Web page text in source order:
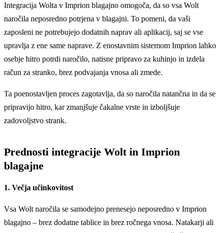
Integracija Wolta v Imprion blagajno omogoča, da so vsa Wolt
naročila neposredno potrjena v blagajni. To pomeni, da vaši
zaposleni ne potrebujejo dodatnih naprav ali aplikacij, saj se vse
upravlja z ene same naprave. Z enostavnim sistemom Imprion lahko
osebje hitro potrdi naročilo, natisne pripravo za kuhinjo in izdela
račun za stranko, brez podvajanja vnosa ali zmede.
Ta poenostavljen proces zagotavlja, da so naročila natančna in da se
pripravijo hitro, kar zmanjšuje čakalne vrste in izboljšuje
zadovoljstvo strank.
Prednosti integracije Wolt in Imprion
blagajne
1. Večja učinkovitost
Vsa Wolt naročila se samodejno prenesejo neposredno v Imprion
blagajno – brez dodatne tablice in brez ročnega vnosa. Natakarji ali